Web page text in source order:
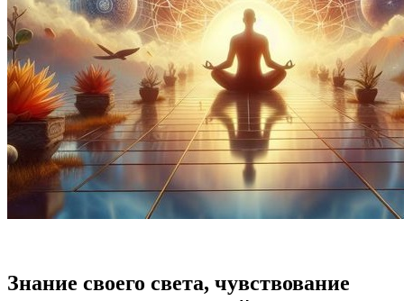
Знание своего света, чувствование